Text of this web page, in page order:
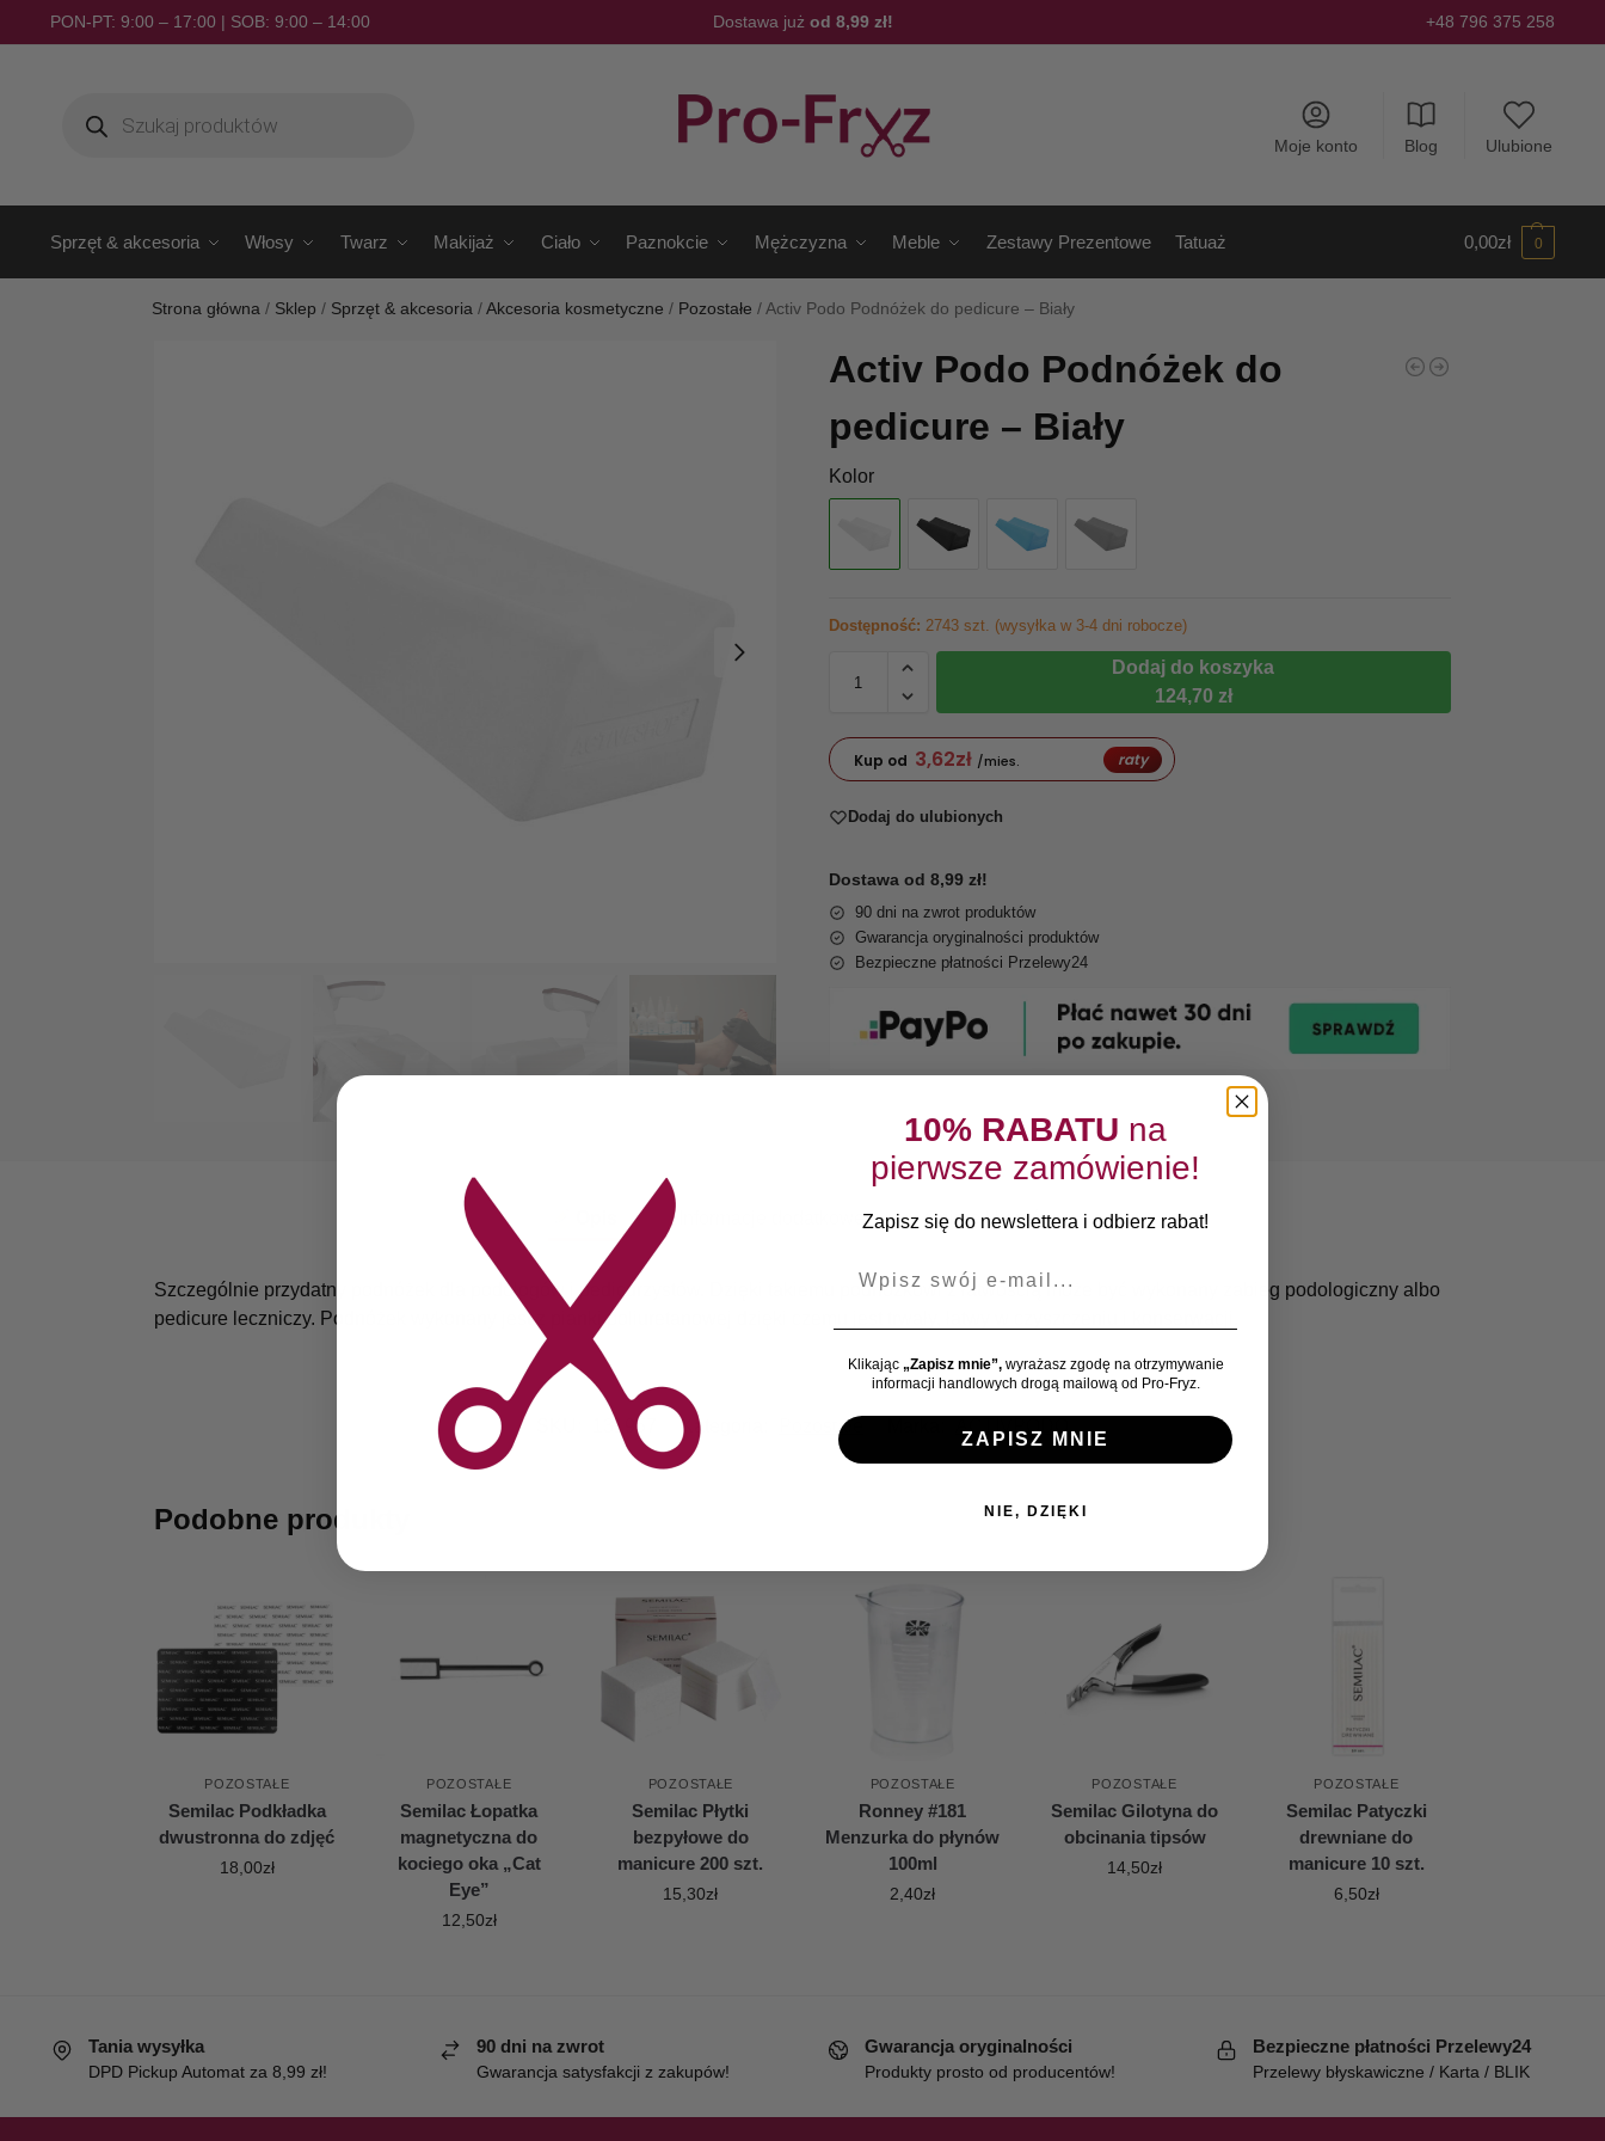
PON-PT: 9:00 – 17:00 | SOB: 9:00 – 14:00 Dostawa już od 8,99 zł! +48 796 375 258
Moje konto Blog Ulubione
Sprzęt & akcesoria Włosy Twarz Makijaż Ciało Paznokcie Mężczyzna Meble Zestawy Prezentowe Tatuaż 0,00zł 0
Strona główna / Sklep / Sprzęt & akcesoria /Akcesoria kosmetyczne / Pozostałe /Activ Podo Podnóżek do pedicure – Biały
Activ Podo Podnóżek do
pedicure – Biały
Kolor
Dostępność: 2743 szt. (wysyłka w 3-4 dni robocze)
Dodaj do koszyka
124,70 zł
Kup od 3,62zł /mies. raty
Dodaj do ulubionych
Dostawa od 8,99 zł!
90 dni na zwrot produktów
Gwarancja oryginalności produktów
Bezpieczne płatności Przelewy24
Informacje dodatkowe Opinie klientów
Szczególnie przydatny podnóżek dla podologów i pedicurzystów. Dzięki takiemu podnóżkowi z łatwością może być wykonany zabieg podologiczny albo
pedicure leczniczy. Podnóżek wykonany jest z pianki poliuretanowej dzięki czemu jest trwały, łatwy w czyszczeniu i konserwacji.
131957 Kategoria: Pozostałe
Podobne produkty
POZOSTAŁE
Semilac Podkładka
dwustronna do zdjęć
18,00zł
POZOSTAŁE
Semilac Łopatka
magnetyczna do
kociego oka „Cat
Eye”
12,50zł
POZOSTAŁE
Semilac Płytki
bezpyłowe do
manicure 200 szt.
15,30zł
POZOSTAŁE
Ronney #181
Menzurka do płynów
100ml
2,40zł
POZOSTAŁE
Semilac Gilotyna do
obcinania tipsów
14,50zł
POZOSTAŁE
Semilac Patyczki
drewniane do
manicure 10 szt.
6,50zł
Tania wysyłka
DPD Pickup Automat za 8,99 zł!
90 dni na zwrot
Gwarancja satysfakcji z zakupów!
Gwarancja oryginalności
Produkty prosto od producentów!
Bezpieczne płatności Przelewy24
Przelewy błyskawiczne / Karta / BLIK
10% RABATU na
pierwsze zamówienie!
Zapisz się do newslettera i odbierz rabat!
Klikając „Zapisz mnie”,wyrażasz zgodę na otrzymywanie
informacji handlowych drogą mailową od Pro-Fryz.
ZAPISZ MNIE
NIE, DZIĘKI